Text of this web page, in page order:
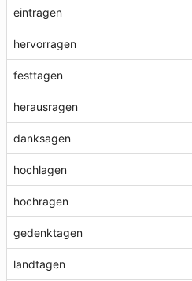
eintragen
hervorragen
festtagen
herausragen
danksagen
hochlagen
hochragen
gedenktagen
landtagen